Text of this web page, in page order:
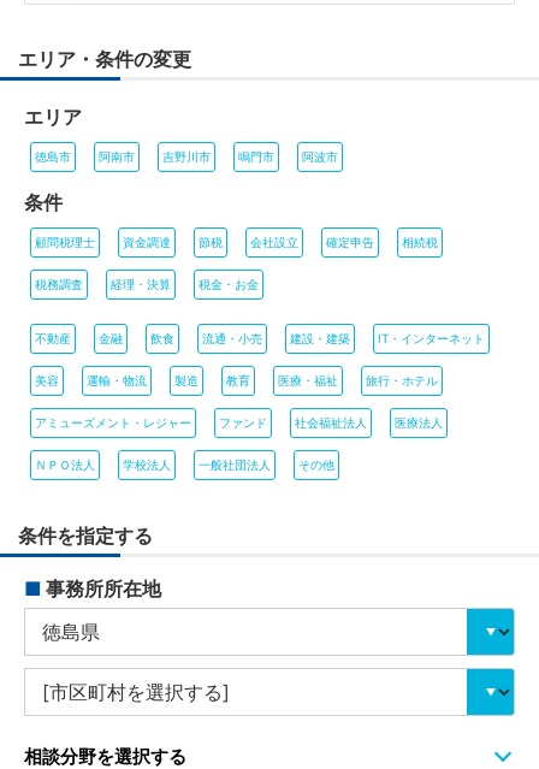
エリア・条件の変更
エリア
徳島市 阿南市 吉野川市 鳴門市 阿波市
条件
顧問税理士 資金調達 節税 会社設立 確定申告 相続税
税務調査 経理・決算 税金・お金
不動産 金融 飲食 流通・小売 建設・建築 IT・インターネット
美容 運輸・物流 製造 教育 医療・福祉 旅行・ホテル
アミューズメント・レジャー ファンド 社会福祉法人 医療法人
ＮＰＯ法人 学校法人 一般社団法人 その他
条件を指定する
■ 事務所所在地
相談分野を選択する